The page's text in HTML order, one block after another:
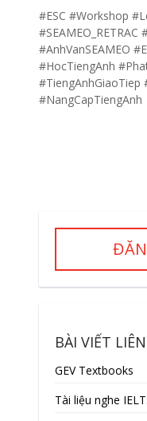
#ESC #Workshop
#SEAMEO_RETRAC
#AnhVanSEAMEO
#HocTiengAnh
#TiengAnhGiaoTiep
#NangCapTiengAnh
BÀI VIẾT
GEV Textbooks
Tài liệu nghe